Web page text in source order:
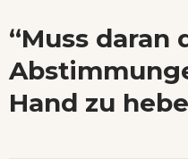
“Muss daran
Hand zu